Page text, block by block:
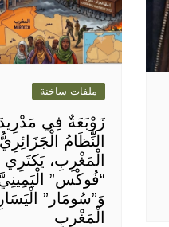
ملفات ساخنة
زَوْبَعَةٌ فِي
النِّظَامُ
الْمَغْرِبِ، يَكتَرِي
“فُوكْس”
وَ”سُومَار”
الْمَغْرِبِ